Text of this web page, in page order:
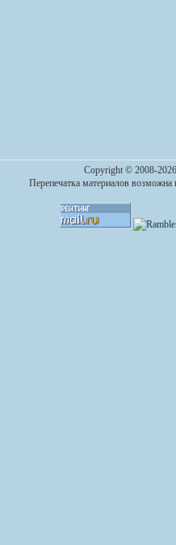
Copyright © 2008-
Перепечатка материалов возможна